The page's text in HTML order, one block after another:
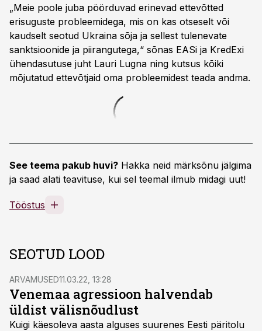
„Meie poole juba pöörduvad erinevad ettevõtted
erisuguste probleemidega, mis on kas otseselt või
kaudselt seotud Ukraina sõja ja sellest tulenevate
sanktsioonide ja piirangutega,“ sõnas EASi ja KredExi
ühendasutuse juht Lauri Lugna ning kutsus kõiki
mõjutatud ettevõtjaid oma probleemidest teada andma.
See teema pakub huvi? Hakka neid märksõnu jälgima
ja saad alati teavituse, kui sel teemal ilmub midagi uut!
Tööstus
SEOTUD LOOD
ARVAMUSED11.03.22, 13:28
Venemaa agressioon halvendab
üldist välisnõudlust
Kuigi käesoleva aasta alguses suurenes Eesti päritolu